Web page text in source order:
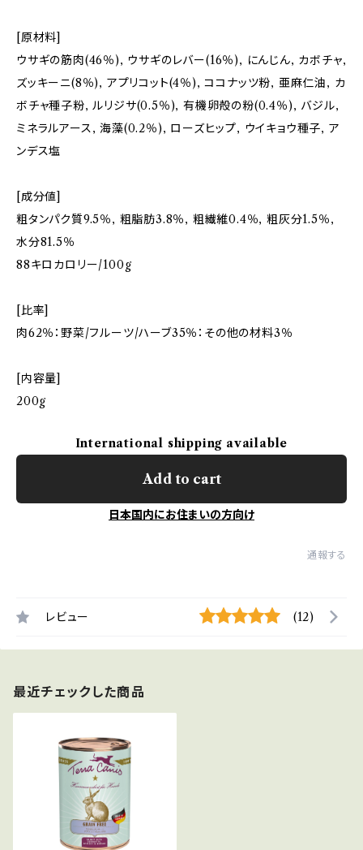
[原材料]
ウサギの筋肉(46％), ウサギのレバー(16％), にんじん, カボチャ,
ズッキーニ(8％), アプリコット(4％), ココナッツ粉, 亜麻仁油, カ
ボチャ種子粉, ルリジサ(0.5％), 有機卵殻の粉(0.4％), バジル,
ミネラルアース, 海藻(0.2％), ローズヒップ, ウイキョウ種子, ア
ンデス塩
[成分値]
粗タンパク質9.5％, 粗脂肪3.8％, 粗繊維0.4％, 粗灰分1.5％,
水分81.5％
88キロカロリー/100g
[比率]
肉62％：野菜/フルーツ/ハーブ35％：その他の材料3％
[内容量]
200g
International shipping available
Add to cart
日本国内にお住まいの方向け
通報する
レビュー (12)
最近チェックした商品